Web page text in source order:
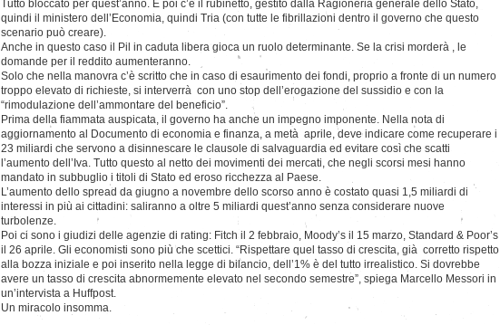
Tutto bloccato per quest’anno. E poi c’è il rubinetto, gestito dalla Ragioneria generale dello Stato,
quindi il ministero dell’Economia, quindi Tria (con tutte le fibrillazioni dentro il governo che questo
scenario può creare).
Anche in questo caso il Pil in caduta libera gioca un ruolo determinante. Se la crisi morderà , le
domande per il reddito aumenteranno.
Solo che nella manovra c’è scritto che in caso di esaurimento dei fondi, proprio a fronte di un numero
troppo elevato di richieste, si interverrà con uno stop dell’erogazione del sussidio e con la
“rimodulazione dell’ammontare del beneficio”.
Prima della fiammata auspicata, il governo ha anche un impegno imponente. Nella nota di
aggiornamento al Documento di economia e finanza, a metà aprile, deve indicare come recuperare i
23 miliardi che servono a disinnescare le clausole di salvaguardia ed evitare così che scatti
l’aumento dell’Iva. Tutto questo al netto dei movimenti dei mercati, che negli scorsi mesi hanno
mandato in subbuglio i titoli di Stato ed eroso ricchezza al Paese.
L’aumento dello spread da giugno a novembre dello scorso anno è costato quasi 1,5 miliardi di
interessi in più ai cittadini: saliranno a oltre 5 miliardi quest’anno senza considerare nuove
turbolenze.
Poi ci sono i giudizi delle agenzie di rating: Fitch il 2 febbraio, Moody’s il 15 marzo, Standard & Poor’s
il 26 aprile. Gli economisti sono più che scettici. “Rispettare quel tasso di crescita, già corretto rispetto
alla bozza iniziale e poi inserito nella legge di bilancio, dell’1% è del tutto irrealistico. Si dovrebbe
avere un tasso di crescita abnormemente elevato nel secondo semestre”, spiega Marcello Messori in
un’intervista a Huffpost.
Un miracolo insomma.